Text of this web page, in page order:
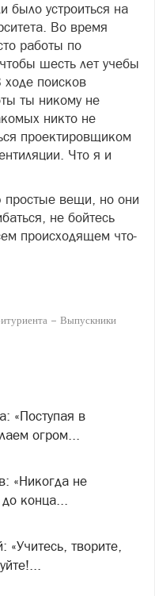
устроиться на
Во время
работы по
шесть лет учебы
ходе поисков
ты никому не
никто не
проектировщиком
Что я и
простые вещи, но они
не бойтесь
происходящем что-
Выпускники
«Поступая в
огром...
«Никогда не
до конца...
«Учитесь, творите,